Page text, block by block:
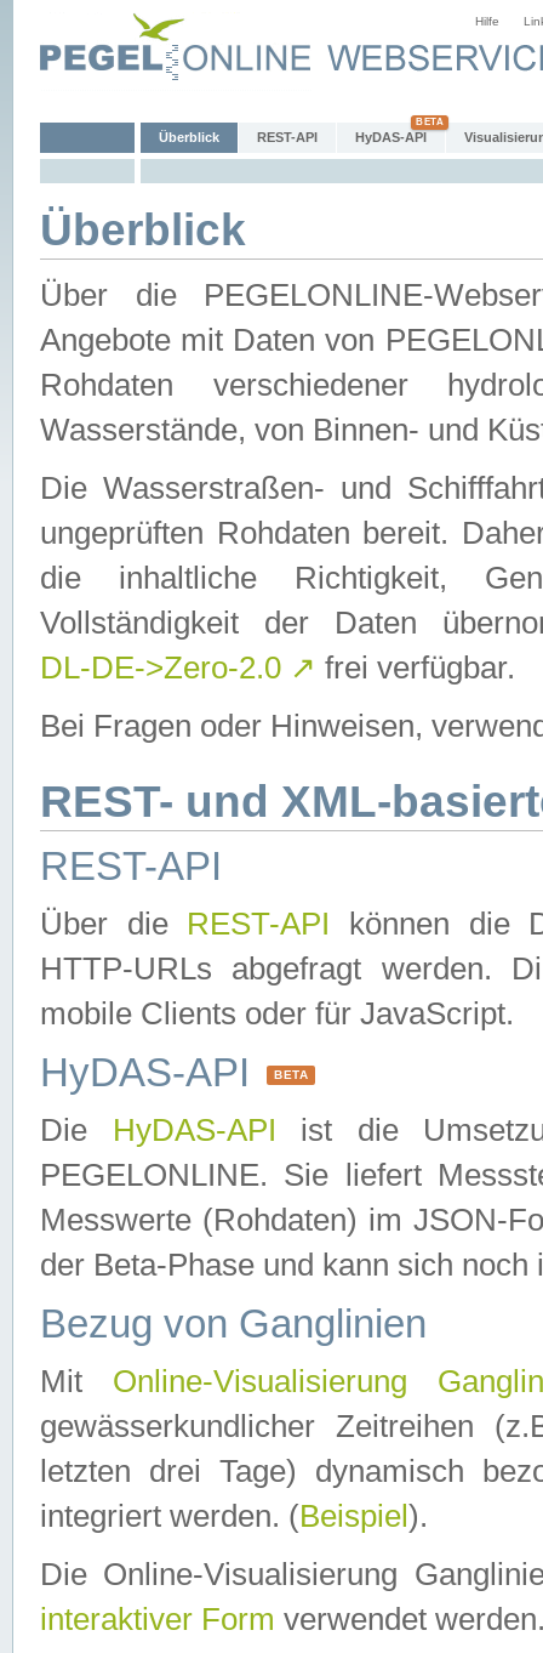
Hilfe
Überblick REST-API HyDAS-API
Überblick
Über die PEGELONLINE-
Angebote mit Daten von
Rohdaten verschiedener
Wasserstände, von Binnen- und
Die Wasserstraßen- und
ungeprüften Rohdaten bereit.
die inhaltliche Richtigkeit,
Vollständigkeit der Daten
DL-DE->Zero-2.0 ↗ frei verfügbar.
Bei Fragen oder Hinweisen,
REST- und XML-
REST-API
Über die REST-API können die
HTTP-URLs abgefragt werden.
mobile Clients oder für JavaScript.
HyDAS-API BETA
Die HyDAS-API ist die
PEGELONLINE. Sie liefert
Messwerte (Rohdaten) im JSON-
der Beta-Phase und kann sich noch
Bezug von Ganglinien
Mit Online-Visualisierung
gewässerkundlicher Zeitreihen
letzten drei Tage) dynamisch
integriert werden. (Beispiel ).
Die Online-Visualisierung
interaktiver Form verwendet